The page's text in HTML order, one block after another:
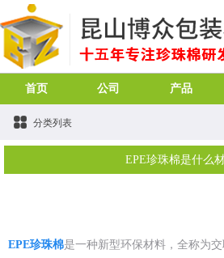
首页 公司 产品
分类列表
EPE珍珠棉是什么
EPE珍珠棉是一种新型环保材料，全称为